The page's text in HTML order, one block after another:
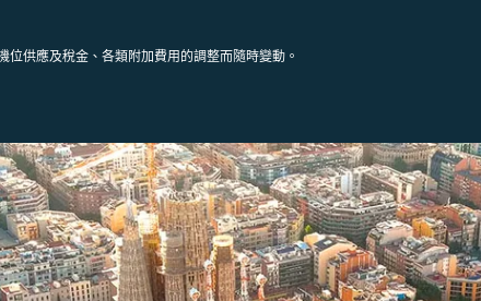
供應及稅金、各類附加費用的調整而隨時變動。